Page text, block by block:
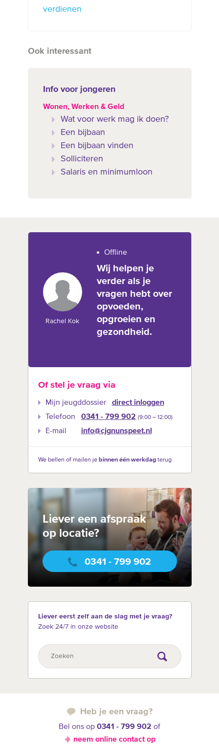
verdienen
Ook interessant
Info voor jongeren
Wonen, Werken & Geld
Wat voor werk mag ik doen?
Een bijbaan
Een bijbaan vinden
Solliciteren
Salaris en minimumloon
Rachel Kok
Offline
Wij helpen je
verder als je
vragen hebt over
opvoeden,
opgroeien en
gezondheid.
Of stel je vraag via
Mijn jeugddossier
direct inloggen
Telefoon
0341 - 799 902 (9:00 –‍ 12:00)
E-mail info@cjgnunspeet.nl
We bellen of mailen je binnen één werkdagterug
Liever een afspraak
op locatie?
0341 - 799 902
Liever eerst zelf aan de slag met je vraag?
Zoek 24/7 in onze website
Heb je een vraag?
Bel ons op 0341 - 799 902 of
neem online contact op